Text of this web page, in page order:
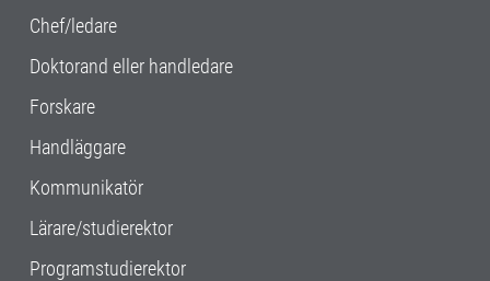
Chef/ledare
Doktorand eller handledare
Forskare
Handläggare
Kommunikatör
Lärare/studierektor
Programstudierektor